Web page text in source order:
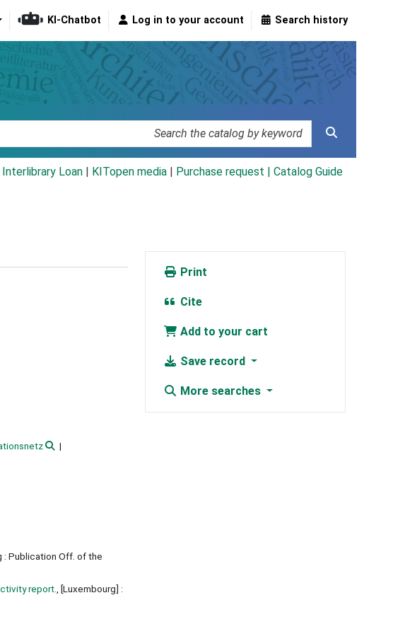
KI-Chatbot Log in to your account Search history
Interlibrary Loan KITopen media Purchase request | Catalog Guide
: Publication Off. of the
report., [Luxembourg] :
Print
Cite
Add to your cart
Save record
More searches